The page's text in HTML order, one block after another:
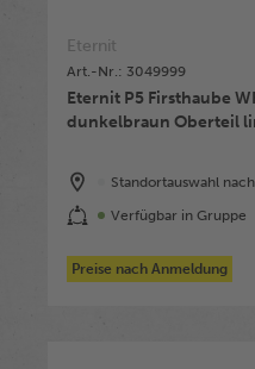
Eternit
Art.-Nr.: 3049999
Eternit P5 Firsthaube
dunkelbraun Oberteil
Standortauswahl
Verfügbar in Gruppe
Preise nach Anmeldung